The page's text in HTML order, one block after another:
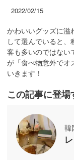
2022/02/15
かわいいグッズに溢
して選んでいると
客も多いのではない
が「食べ物意外でオ
いきます！
この記事に登
韓